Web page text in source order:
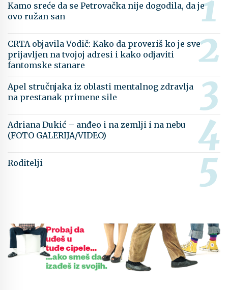
Kamo sreće da se Petrovačka nije dogodila, da je
ovo ružan san
CRTA objavila Vodič: Kako da proveriš ko je sve
prijavljen na tvojoj adresi i kako odjaviti
fantomske stanare
Apel stručnjaka iz oblasti mentalnog zdravlja
na prestanak primene sile
Adriana Dukić – anđeo i na zemlji i na nebu
(FOTO GALERIJA/VIDEO)
Roditelji